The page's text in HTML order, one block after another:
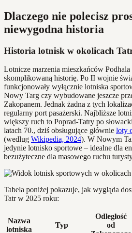
Dlaczego nie polecisz
niewygodna historia
Historia lotnisk w okolicach
Lotnicze marzenia mieszkańców Podhala
skomplikowaną historię. Po II wojnie
funkcjonowały wyłącznie lotniska
Nowy Targ czy wybudowane jeszcze
Zakopanem. Jednak żadna z tych
regularny port pasażerski. Najbliższe
większy ruch to Poprad-Tatry po
latach 70., dziś obsługujące głównie loty
(według Wikipedia, 2024). W Nowym
jedynie lotnisko sportowe – idealne dla
bezużyteczne dla masowego ruchu
Tabela poniżej pokazuje, jak wygląda
Tatr w 2025 roku:
Nazwa
lotniska
Typ
Odległość
od